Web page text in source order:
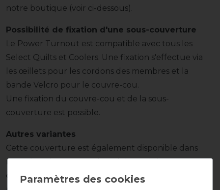
notre boutique (voir ci-dessous).
Possibilité de fixation d'une sous-couverture
Le Power Turnout est compatible avec tous les
Select Quilts et Coolers. Une fixation s'effectue via
les œillets pour les cordons des membres et la
bande Velcro pour le couvre-cou.
Une fixation du couvre-cou et de la sous-
couverture est possible.
Autres variantes
Cette couverture est également disponible dans
notre boutique en version High-Neck (avec une
encolure plus haute), en version Big Neck (encolure